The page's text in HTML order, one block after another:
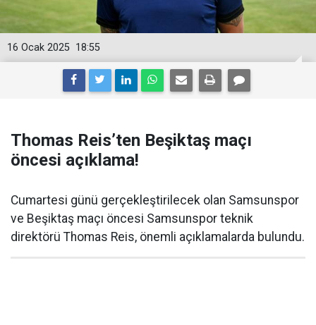
18:55
16 Ocak 2025
Thomas Reis’ten Beşiktaş maçı
öncesi açıklama!
Cumartesi günü gerçekleştirilecek olan Samsunspor
ve Beşiktaş maçı öncesi Samsunspor teknik
direktörü Thomas Reis, önemli açıklamalarda bulundu.